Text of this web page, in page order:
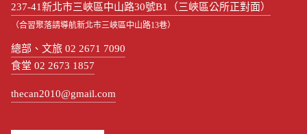
237-41新北市三峽區中山路30號B1（三峽區公所正對面）
（合習聚落請導航新北市三峽區中山路13巷）
總部、文旅 02 2671 7090
食堂 02 2673 1857
thecan2010@gmail.com